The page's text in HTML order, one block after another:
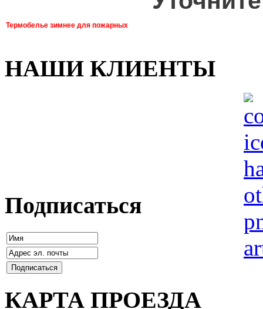
Термобелье зимнее для пожарных
НАШИ КЛИЕНТЫ
Подписаться
КАРТА ПРОЕЗДА